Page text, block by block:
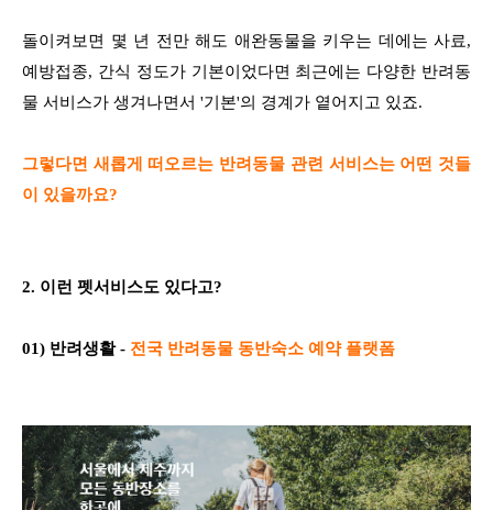
돌이켜보면 몇 년 전만 해도 애완동물을 키우는 데에는 사료,
예방접종, 간식 정도가 기본이었다면 최근에는 다양한 반려동
물 서비스가 생겨나면서 '기본'의 경계가 옅어지고 있죠.
그렇다면 새롭게 떠오르는 반려동물 관련 서비스는 어떤 것들
이 있을까요?
2. 이런 펫서비스도 있다고?
01) 반려생활 - 전국 반려동물 동반숙소 예약 플랫폼